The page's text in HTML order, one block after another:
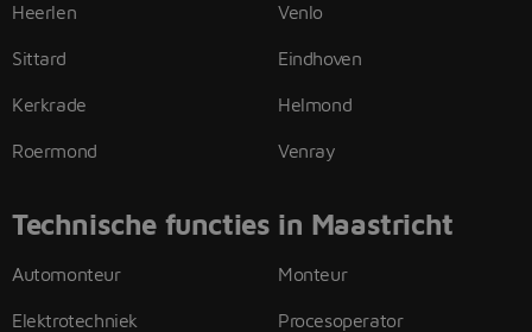
Heerlen
Sittard
Kerkrade
Roermond
Venlo
Eindhoven
Helmond
Venray
Technische functies in Maastricht
Automonteur
Elektrotechniek
Monteur
Procesoperator